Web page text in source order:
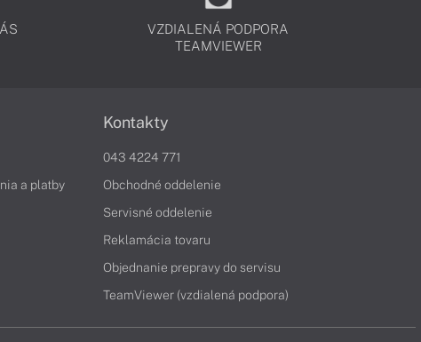
VZDIALENÁ PODPORA
TEAMVIEWER
a platby
Kontakty
043 4224 771
Obchodné oddelenie
Servisné oddelenie
Reklamácia tovaru
Objednanie prepravy do servisu
TeamViewer (vzdialená podpora)